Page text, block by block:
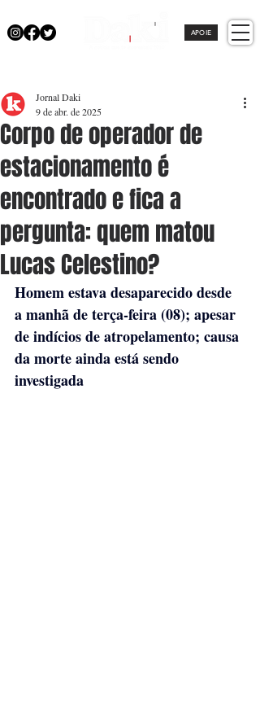
APOIE
Corpo de operador de
estacionamento é
encontrado e fica a
pergunta: quem matou
Lucas Celestino?
Jornal Daki
9 de abr. de 2025
Homem estava desaparecido desde
a manhã de terça-feira (08); apesar
de indícios de atropelamento; causa
da morte ainda está sendo
investigada